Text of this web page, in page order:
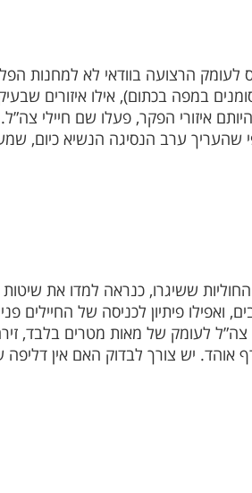
הרצועה בוודאי לא למחנות
במפה בכתום), אילו איזורים
איזורי הפקר, פעלו שם חיילי צה”ל.
שהעריך ערב הנסיגה הנשיא כיום,
ששיגרו, כנראה למדו את שיטות
ואפילו פיתיון לכניסה של החיילים
צה”ל לעומק של מאות מטרים בלבד,
אוהד. יש צורך לבדוק האם אין דליפה